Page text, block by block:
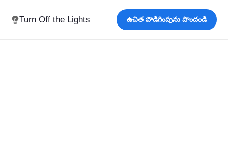
Turn Off the Lights ఉచిత పొడిగింపును పొందండి